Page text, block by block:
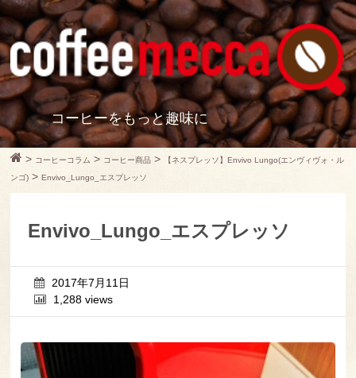
コーヒーをもっと趣味に
> コーヒーコラム > コーヒー商品 >
【ネスプレッソ】Envivo Lungo(エンヴィヴォ・ル
ンゴ) >Envivo_Lungo_エスプレッソ
Envivo_Lungo_エスプレッソ
2017年7月11日
1,288 views